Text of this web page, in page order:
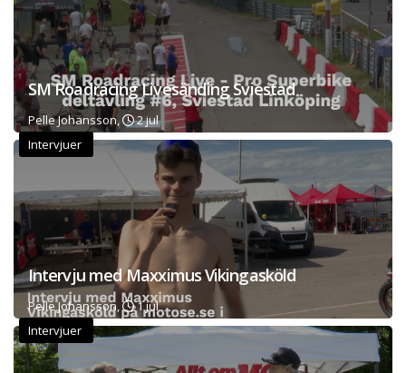
SM Roadracing Livesänding Sviestad
Pelle Johansson,
2 jul
Intervjuer
Intervju med Maxximus Vikingasköld
Pelle Johansson,
1 jul
Intervjuer